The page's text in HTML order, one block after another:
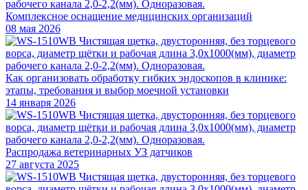
Комплексное оснащение медицинских организаций
08 мая 2026
Как организовать обработку гибких эндоскопов в клинике:
этапы, требования и выбор моечной установки
14 января 2026
Распродажа ветеринарных УЗ датчиков
27 августа 2025